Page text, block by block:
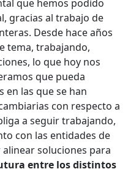
que hemos podido
gracias al trabajo de
Desde hace años
tema, trabajando,
lo que hoy nos
que pueda
en las que se han
con respecto a
a seguir trabajando,
con las entidades de
soluciones para
entre los distintos